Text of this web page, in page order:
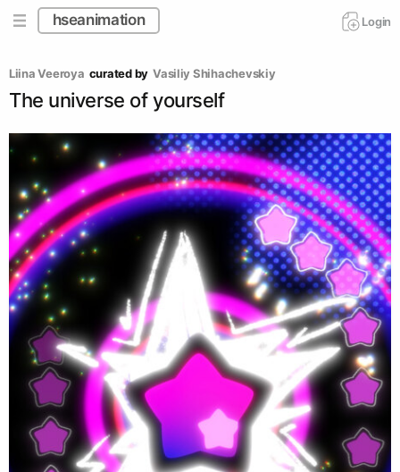
hseanimation Login
Liina Veeroya curated by Vasiliy Shihachevskiy
The universe of yourself